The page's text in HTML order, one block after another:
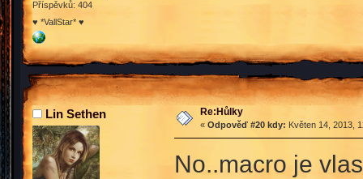
Příspěvků: 404
♥ *VallStar* ♥
Lin Sethen Re:Hůlky
« Odpověď #20 kdy: Květen 14, 2013,
No..macro je